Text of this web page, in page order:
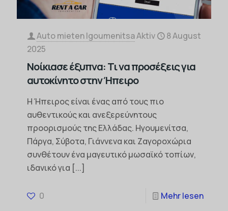
Auto mieten IgoumenitsaAktiv
8 August
2025
Νοίκιασε έξυπνα: Τι να προσέξεις για
αυτοκίνητο στην Ήπειρο
Η Ήπειρος είναι ένας από τους πιο
αυθεντικούς και ανεξερεύνητους
προορισμούς της Ελλάδας. Ηγουμενίτσα,
Πάργα, Σύβοτα, Γιάννενα και Ζαγοροχώρια
συνθέτουν ένα μαγευτικό μωσαϊκό τοπίων,
ιδανικό για [...]
0 Mehr lesen